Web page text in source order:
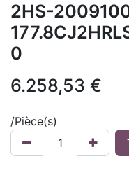
2HS-
0
6.258,53 €
/Pièce(s)